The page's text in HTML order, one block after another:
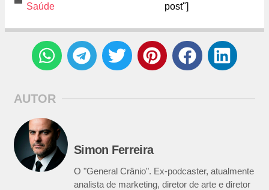
Saúde
post"]
AUTOR
Simon Ferreira
O "General Crânio". Ex-podcaster, atualmente
analista de marketing, diretor de arte e diretor